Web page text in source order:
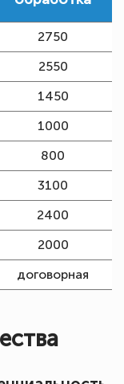
2750
2550
1450
1000
800
3100
2400
2000
договорная